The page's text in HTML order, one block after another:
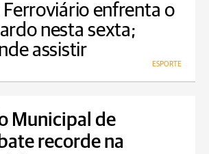
enfrenta o
nesta sexta;
assistir
ESPORTE
Municipal de
recorde na